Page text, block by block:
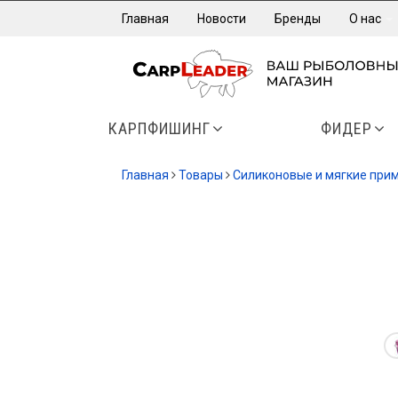
Главная Новости Бренды О нас
КАРПФИШИНГ ФИДЕР
Главная Товары Силиконовые и мягкие